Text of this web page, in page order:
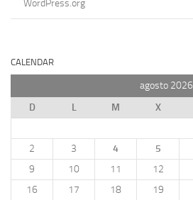
WordPress.org
CALENDAR
agosto 2026
D
L M X
2
3 4 5
9
10 11 12
16
17 18 19